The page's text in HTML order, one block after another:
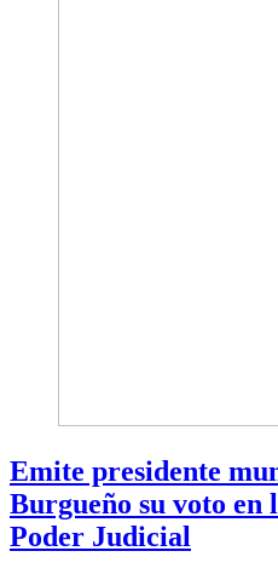
Emite presidente
Burgueño su voto en
Poder Judicial